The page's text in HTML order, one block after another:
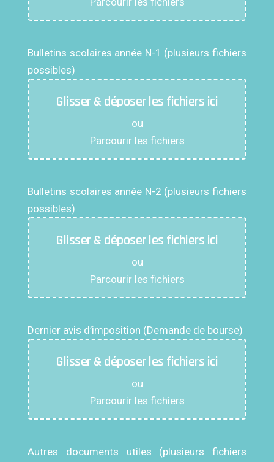
Bulletins scolaires année N-1 (plusieurs fichiers
possibles)
Glisser & déposer les fichiers ici
ou
Parcourir les fichiers
Bulletins scolaires année N-2 (plusieurs fichiers
possibles)
Glisser & déposer les fichiers ici
ou
Parcourir les fichiers
Dernier avis d’imposition (Demande de bourse)
Glisser & déposer les fichiers ici
ou
Parcourir les fichiers
Autres documents utiles (plusieurs fichiers